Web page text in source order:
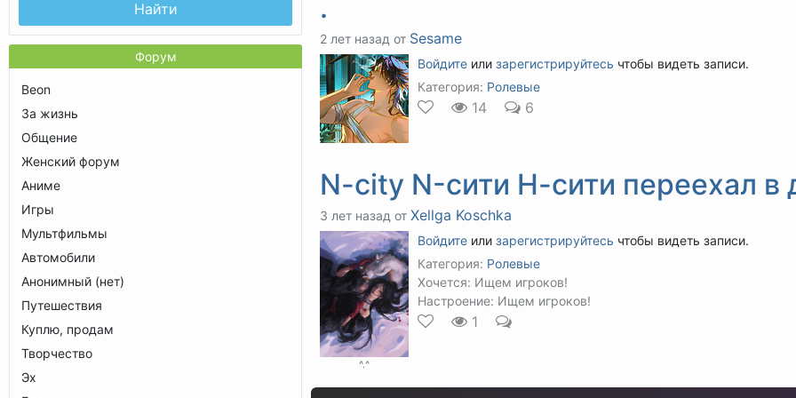
Найти
Форум
Beon
За жизнь
Общение
Женский форум
Аниме
Игры
Мультфильмы
Автомобили
Анонимный (нет)
Путешествия
Куплю, продам
Творчество
Эх
.
2 лет назад от Sesame
Войдите или зарегистрируйтесь чтобы видеть записи.
Категория: Ролевые
14 6
N-city N-сити Н-сити переехал в
3 лет назад от Xellga Koschka
^.^
Войдите или зарегистрируйтесь чтобы видеть записи.
Категория: Ролевые
Хочется: Ищем игроков!
Настроение: Ищем игроков!
1